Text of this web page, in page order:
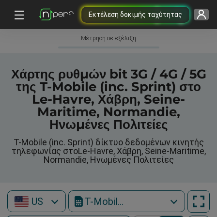
Εκτέλεση δοκιμής ταχύτητας
Μέτρηση σε εξέλιξη
Χάρτης ρυθμών bit 3G / 4G / 5G
της T-Mobile (inc. Sprint) στο
Le-Havre, Χάβρη, Seine-
Maritime, Normandie,
Ηνωμένες Πολιτείες
T-Mobile (inc. Sprint) δίκτυο δεδομένων κινητής
τηλεφωνίας στοLe-Havre, Χάβρη, Seine-Maritime,
Normandie, Ηνωμένες Πολιτείες
US T-Mobile (inc. Sprint)